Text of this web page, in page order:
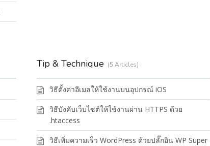
Tip & Technique 5 Articles
วิธีตั้งค่าอีเมลให้ใช้งานบนอุปกรณ์ iOS
วิธีบังคับเว็บไซต์ให้ใช้งานผ่าน HTTPS ด้วย
.htaccess
วิธีเพิ่มความเร็ว WordPress ด้วยปลั๊กอิน WP Super